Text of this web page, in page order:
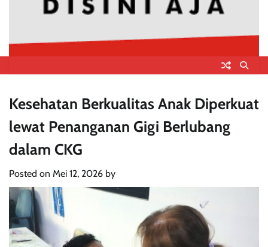
Kesehatan Berkualitas Anak Diperkuat
lewat Penanganan Gigi Berlubang
dalam CKG
Posted on Mei 12, 2026 by